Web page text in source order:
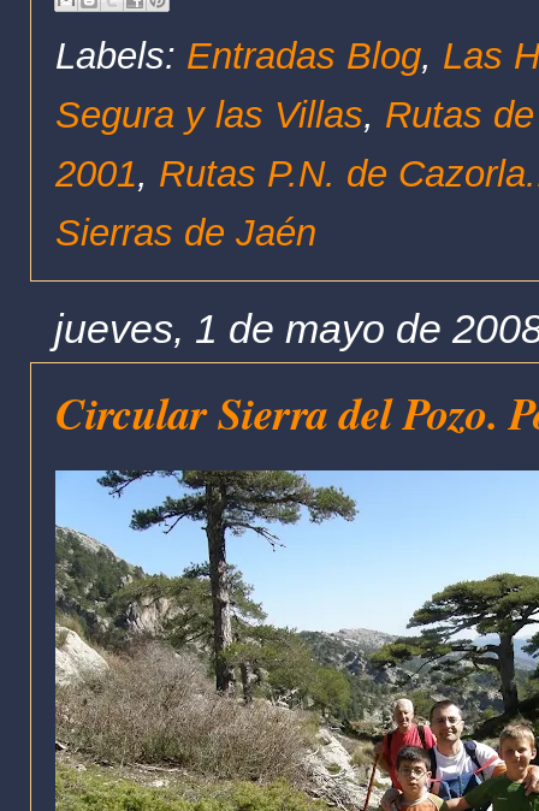
Labels: Entradas Blog, Las
Segura y las Villas, Rutas
2001, Rutas P.N. de
Sierras de Jaén
jueves, 1 de mayo de
Circular Sierra del Pozo.